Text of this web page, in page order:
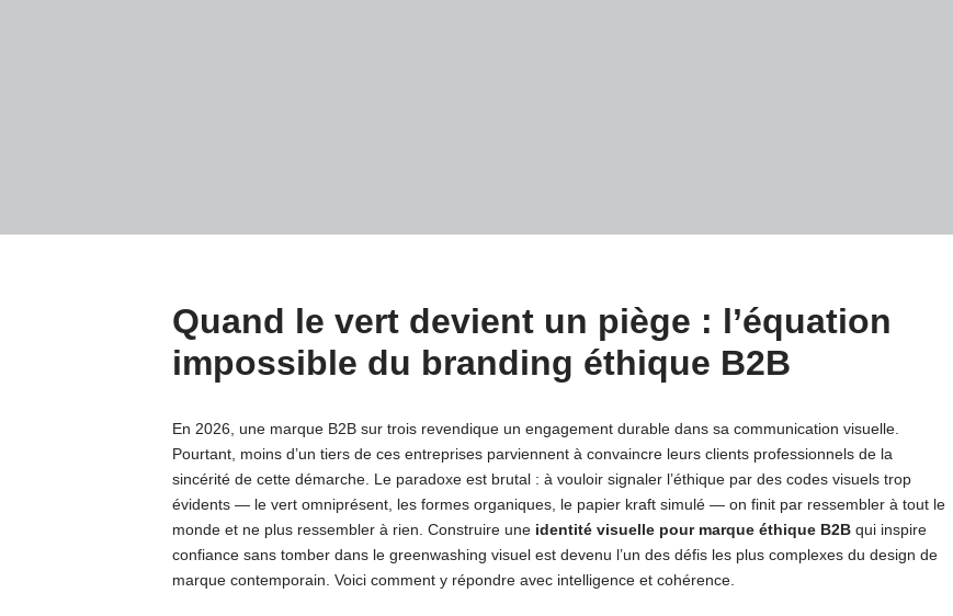
Quand le vert devient un piège : l’équation
impossible du branding éthique B2B
En 2026, une marque B2B sur trois revendique un engagement durable dans sa communication visuelle.
Pourtant, moins d’un tiers de ces entreprises parviennent à convaincre leurs clients professionnels de la
sincérité de cette démarche. Le paradoxe est brutal : à vouloir signaler l’éthique par des codes visuels trop
évidents — le vert omniprésent, les formes organiques, le papier kraft simulé — on finit par ressembler à tout le
monde et ne plus ressembler à rien. Construire une identité visuelle pour marque éthique B2B qui inspire
confiance sans tomber dans le greenwashing visuel est devenu l’un des défis les plus complexes du design de
marque contemporain. Voici comment y répondre avec intelligence et cohérence.